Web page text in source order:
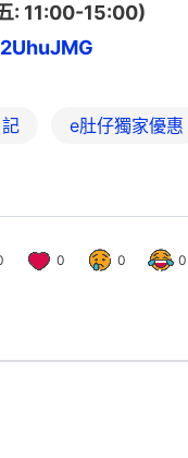
: 11:00-15:00)
e肚仔獨家優惠
0 0 0